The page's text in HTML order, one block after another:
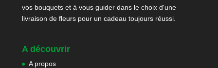
vos bouquets et à vous guider dans le choix d'une
livraison de fleurs pour un cadeau toujours réussi.
A découvrir
A propos